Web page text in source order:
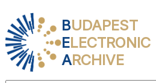
BUDAPEST
ELECTRONIC
ARCHIVE